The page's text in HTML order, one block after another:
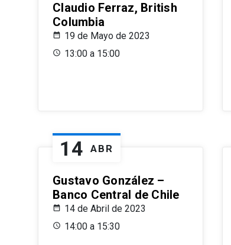
Claudio Ferraz, British
Columbia
19 de Mayo de 2023
13:00 a 15:00
14 ABR
Gustavo González –
Banco Central de Chile
14 de Abril de 2023
14:00 a 15:30